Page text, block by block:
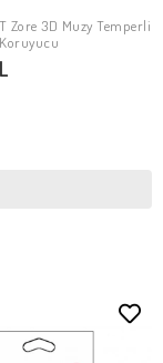
EKLE
Zore 3D Muzy Temperli